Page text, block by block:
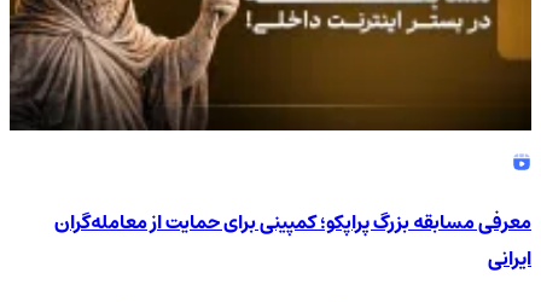
معرفی مسابقه بزرگ پراپکو؛ کمپینی برای حمایت از معامله‌گران
ایرانی